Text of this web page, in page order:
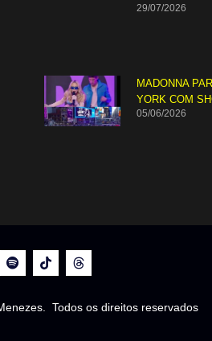
29/07/2026
MADONNA
YORK COM
05/06/2026
Todos os direitos reservados